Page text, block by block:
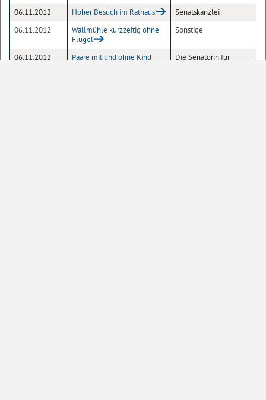
06.11.2012
Hoher Besuch im Rathaus
Senatskanzlei
06.11.2012
Wallmühle kurzzeitig ohne
Flügel
Sonstige
06.11.2012
Paare mit und ohne Kind
Die Senatorin für